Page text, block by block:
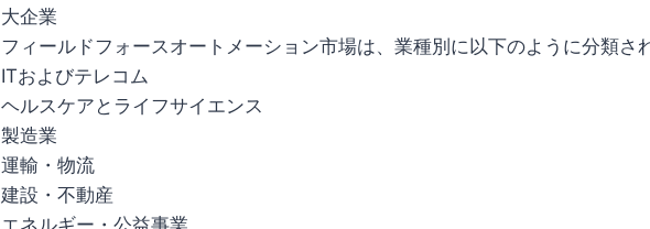
大企業
フィールドフォースオートメーション市場は、業種別に以下のように分類さ
ITおよびテレコム
ヘルスケアとライフサイエンス
製造業
運輸・物流
建設・不動産
エネルギー・公益事業